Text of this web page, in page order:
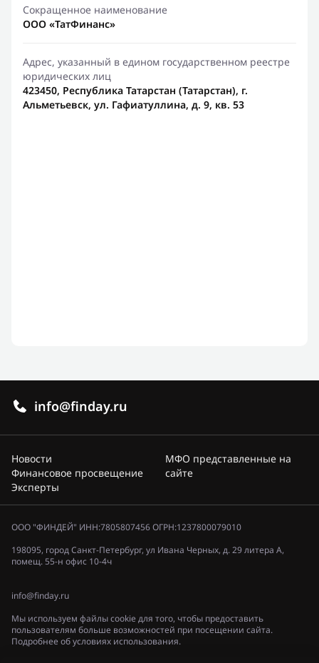
Сокращенное наименование
ООО «ТатФинанс»
Адрес, указанный в едином государственном реестре
юридических лиц
423450, Республика Татарстан (Татарстан), г.
Альметьевск, ул. Гафиатуллина, д. 9, кв. 53
info@finday.ru
Новости
Финансовое просвещение
Эксперты
МФО представленные на
сайте
ООО "ФИНДЕЙ" ИНН:7805807456 ОГРН:1237800079010
198095, город Санкт-Петербург, ул Ивана Черных, д. 29 литера А,
помещ. 55-н офис 10-4ч
info@finday.ru
Мы используем файлы cookie для того, чтобы предоставить
пользователям больше возможностей при посещении сайта.
Подробнее об условиях использования.